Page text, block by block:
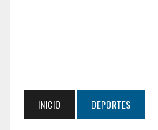
INICIO DEPORTES